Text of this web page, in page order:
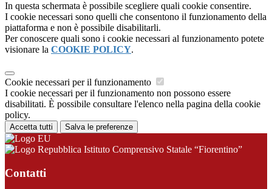
In questa schermata è possibile scegliere quali cookie consentire.
I cookie necessari sono quelli che consentono il funzionamento della
piattaforma e non è possibile disabilitarli.
Per conoscere quali sono i cookie necessari al funzionamento potete
visionare la COOKIE POLICY.
Cookie necessari per il funzionamento
I cookie necessari per il funzionamento non possono essere
disabilitati. È possibile consultare l'elenco nella pagina della cookie
policy.
Accetta tutti Salva le preferenze
Istituto Comprensivo Statale “Fiorentino”
Contatti